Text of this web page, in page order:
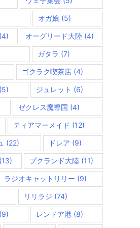
オガ娘 (5)
(4) オーグリード大陸 (4)
ガタラ (7)
ゴクラク喫茶店 (4)
(5) ジュレット (6)
ゼクレス魔導国 (4)
ティアマーメイド (12)
(22) ドレア (9)
(13) プクランド大陸 (11)
ラジオキャットリリー (9)
リリラジ (74)
(9) レンドア港 (8)